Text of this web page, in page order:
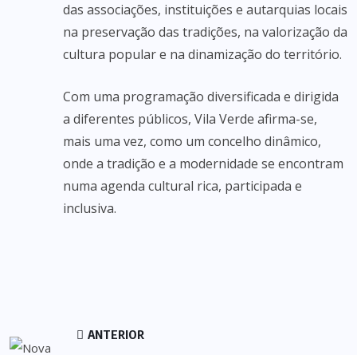
das associações, instituições e autarquias locais
na preservação das tradições, na valorização da
cultura popular e na dinamização do território.
Com uma programação diversificada e dirigida
a diferentes públicos, Vila Verde afirma-se,
mais uma vez, como um concelho dinâmico,
onde a tradição e a modernidade se encontram
numa agenda cultural rica, participada e
inclusiva.
ANTERIOR